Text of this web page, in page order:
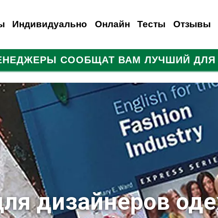
Итальянский Русский Польский
Индивидуально
Испанский Итальянский Турецкий
Онлайн
Французский Итальянский Для иностранцев
Тесты Отзывы
СООБЩАТ ВАМ ЛУЧШИЙ ДЛЯ
дизайнеров